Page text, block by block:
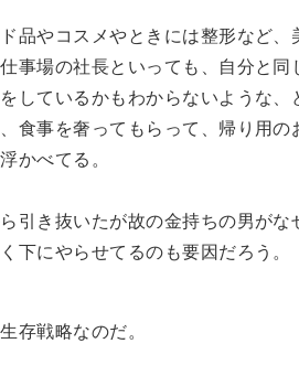
品やコスメやときには整形など
事場の社長といっても、自分と
しているかもわからないような
食事を奢ってもらって、帰り用の
かべてる。
引き抜いたが故の金持ちの男が
下にやらせてるのも要因だろう。
存戦略なのだ。